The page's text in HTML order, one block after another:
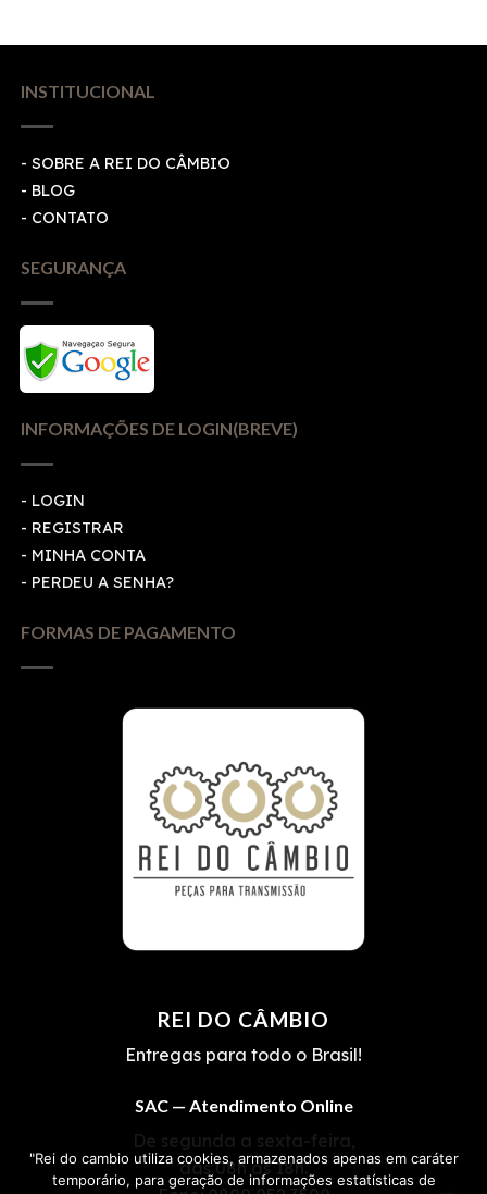
INSTITUCIONAL
- SOBRE A REI DO CÂMBIO
- BLOG
- CONTATO
SEGURANÇA
INFORMAÇÕES DE LOGIN(BREVE)
- LOGIN
- REGISTRAR
- MINHA CONTA
- PERDEU A SENHA?
FORMAS DE PAGAMENTO
REI DO CÂMBIO
Entregas para todo o Brasil!
SAC — Atendimento Online
De segunda a sexta-feira,
das 08h às 18h.
"Rei do cambio utiliza cookies, armazenados apenas em caráter
temporário, para geração de informações estatísticas de